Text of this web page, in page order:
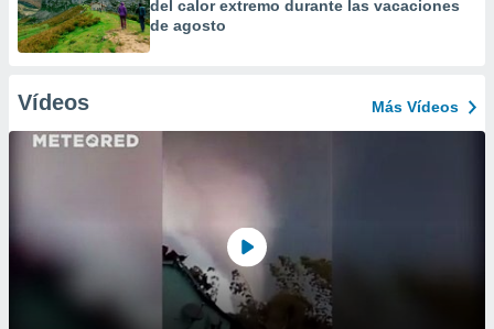
del calor extremo durante las vacaciones
de agosto
Vídeos Más Vídeos